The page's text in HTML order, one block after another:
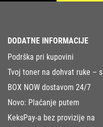
DODATNE INFORMACIJE
Podrška pri kupovini
Tvoj toner na dohvat ruke – s
BOX NOW dostavom 24/7
Novo: Plaćanje putem
KeksPay-a bez provizije na